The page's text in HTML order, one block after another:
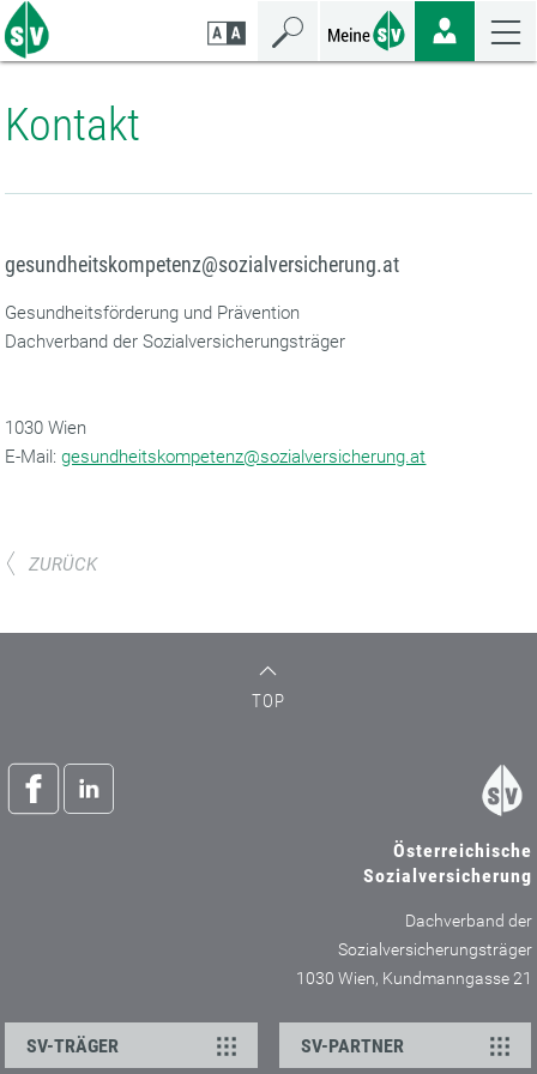
Zum
Seiteninhalt
springen
Zur
Navigation
springen
Zur
Mobilen
Navigation
springen
Kontakt
gesundheitskompetenz@sozialversicherung.at
Gesundheitsförderung und Prävention
Dachverband der Sozialversicherungsträger
1030 Wien
‌E-Mail:gesundheitskompetenz@sozialversicherung.at
ZURÜCK
TOP
Österreichische
Sozialversicherung
Dachverband der
Sozialversicherungsträger
1030 Wien, Kundmanngasse 21
SV-TRÄGER SV-PARTNER